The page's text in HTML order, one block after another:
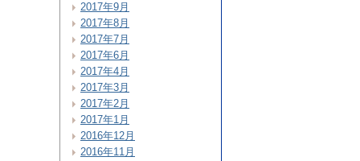
2017年9月
2017年8月
2017年7月
2017年6月
2017年4月
2017年3月
2017年2月
2017年1月
2016年12月
2016年11月